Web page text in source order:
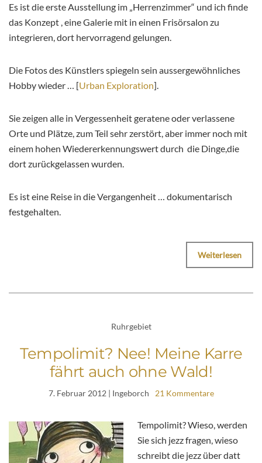
Es ist die erste Ausstellung im „Herrenzimmer“ und ich finde
das Konzept , eine Galerie mit in einen Frisörsalon zu
integrieren, dort hervorragend gelungen.
Die Fotos des Künstlers spiegeln sein aussergewöhnliches
Hobby wieder … [Urban Exploration].
Sie zeigen alle in Vergessenheit geratene oder verlassene
Orte und Plätze, zum Teil sehr zerstört, aber immer noch mit
einem hohen Wiedererkennungswert durch die Dinge,die
dort zurückgelassen wurden.
Es ist eine Reise in die Vergangenheit … dokumentarisch
festgehalten.
Weiterlesen
Ruhrgebiet
Tempolimit? Nee! Meine Karre
fährt auch ohne Wald!
7. Februar 2012| Ingeborch 21 Kommentare
Tempolimit? Wieso, werden
Sie sich jezz fragen, wieso
schreibt die jezz über datt